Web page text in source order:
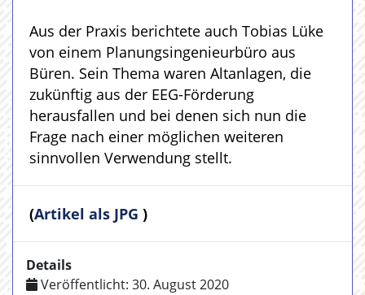
Aus der Praxis berichtete auch Tobias Lüke
von einem Planungsingenieurbüro aus
Büren. Sein Thema waren Altanlagen, die
zukünftig aus der EEG-Förderung
herausfallen und bei denen sich nun die
Frage nach einer möglichen weiteren
sinnvollen Verwendung stellt.
(Artikel als JPG )
Details
Veröffentlicht: 30. August 2020